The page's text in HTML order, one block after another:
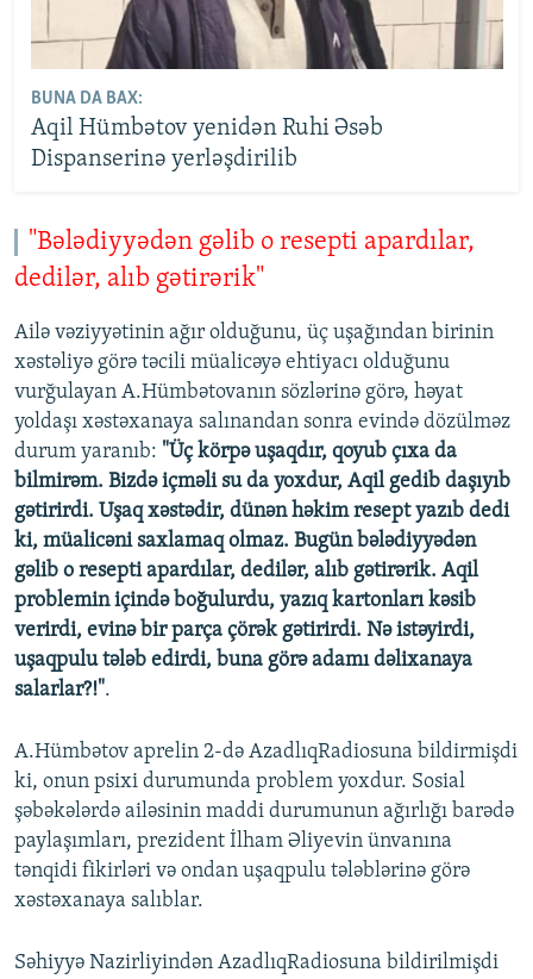
BUNA DA BAX:
Aqil Hümbətov yenidən Ruhi Əsəb
Dispanserinə yerləşdirilib
"Bələdiyyədən gəlib o resepti apardılar,
dedilər, alıb gətirərik"
Ailə vəziyyətinin ağır olduğunu, üç uşağından birinin
xəstəliyə görə təcili müalicəyə ehtiyacı olduğunu
vurğulayan A.Hümbətovanın sözlərinə görə, həyat
yoldaşı xəstəxanaya salınandan sonra evində dözülməz
durum yaranıb: "Üç körpə uşaqdır, qoyub çıxa da
bilmirəm. Bizdə içməli su da yoxdur, Aqil gedib daşıyıb
gətirirdi. Uşaq xəstədir, dünən həkim resept yazıb dedi
ki, müalicəni saxlamaq olmaz. Bugün bələdiyyədən
gəlib o resepti apardılar, dedilər, alıb gətirərik. Aqil
problemin içində boğulurdu, yazıq kartonları kəsib
verirdi, evinə bir parça çörək gətirirdi. Nə istəyirdi,
uşaqpulu tələb edirdi, buna görə adamı dəlixanaya
salarlar?!".
A.Hümbətov aprelin 2-də AzadlıqRadiosuna bildirmişdi
ki, onun psixi durumunda problem yoxdur. Sosial
şəbəkələrdə ailəsinin maddi durumunun ağırlığı barədə
paylaşımları, prezident İlham Əliyevin ünvanına
tənqidi fikirləri və ondan uşaqpulu tələblərinə görə
xəstəxanaya salıblar.
Səhiyyə Nazirliyindən AzadlıqRadiosuna bildirilmişdi